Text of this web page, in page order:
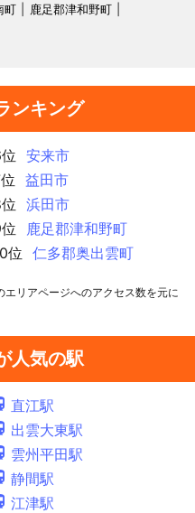
町
鹿足郡津和野町
ンキング
安来市
益田市
浜田市
鹿足郡津和野町
位
仁多郡奥出雲町
リアページへのアクセス数を元に
人気の駅
直江駅
出雲大東駅
雲州平田駅
静間駅
江津駅